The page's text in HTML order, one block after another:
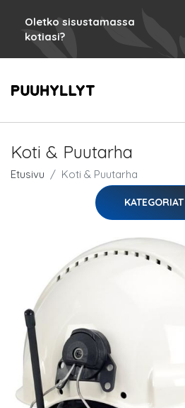
Oletko sisustamassa
kotiasi?
Koti & Puutarha
Etusivu Koti & Puutarha
KATEGORIAT